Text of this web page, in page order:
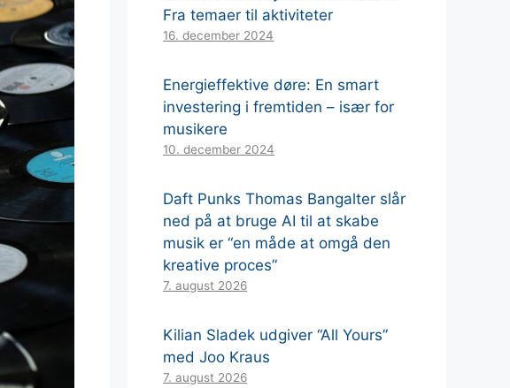
Fra temaer til aktiviteter
16. december 2024
Energieffektive døre: En smart
investering i fremtiden – især for
musikere
10. december 2024
Daft Punks Thomas Bangalter slår
ned på at bruge AI til at skabe
musik er “en måde at omgå den
kreative proces”
7. august 2026
Kilian Sladek udgiver “All Yours”
med Joo Kraus
7. august 2026